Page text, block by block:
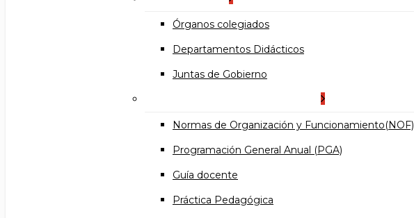
Órganos colegiados
Departamentos Didácticos
Juntas de Gobierno
Normas de Organización y Funcionamiento(NOF)
Programación General Anual (PGA)
Guía docente
Práctica Pedagógica